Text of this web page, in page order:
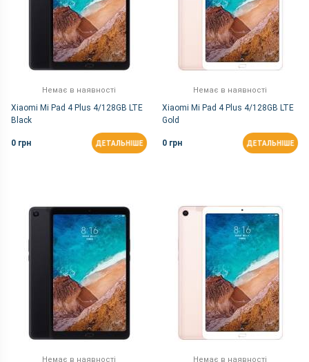
Немає в наявності
Xiaomi Mi Pad 4 Plus 4/128GB LTE
Black
0 грн ДЕТАЛЬНІШЕ
Немає в наявності
Xiaomi Mi Pad 4 Plus 4/128GB LTE
Gold
0 грн ДЕТАЛЬНІШЕ
Немає в наявності Немає в наявності